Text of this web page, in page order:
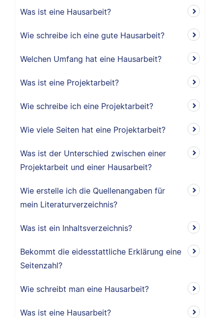
Was ist eine Hausarbeit?
Wie schreibe ich eine gute Hausarbeit?
Welchen Umfang hat eine Hausarbeit?
Was ist eine Projektarbeit?
Wie schreibe ich eine Projektarbeit?
Wie viele Seiten hat eine Projektarbeit?
Was ist der Unterschied zwischen einer
Projektarbeit und einer Hausarbeit?
Wie erstelle ich die Quellenangaben für
mein Literaturverzeichnis?
Was ist ein Inhaltsverzeichnis?
Bekommt die eidesstattliche Erklärung eine
Seitenzahl?
Wie schreibt man eine Hausarbeit?
Was ist eine Hausarbeit?